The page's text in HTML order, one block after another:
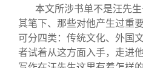
本文所涉书单不是汪先
其笔下、那些对他产生过重
可分四类：传统文化、外国
者试着从这方面入手，走进